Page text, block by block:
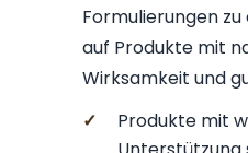
Formulierungen
auf Produkte mit
Wirksamkeit und
✓
Produkte mit